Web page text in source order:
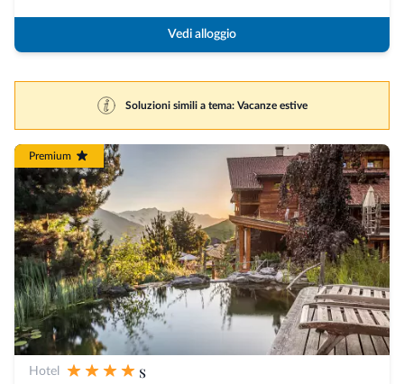
Vedi alloggio
Soluzioni simili a tema: Vacanze estive
Premium
Hotel
s